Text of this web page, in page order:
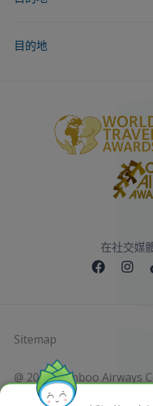
目的地
在社交媒
Sitemap
@ 2023 Bamboo Airways
Reserved.